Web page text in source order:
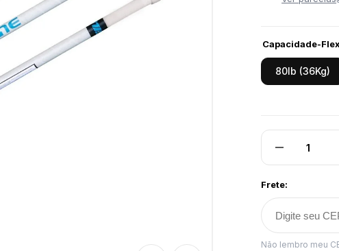
Capacidade-
80lb (36Kg)
Diminuir
a
de
fibra
de
vidro
9&#39;
Frete:
Não lembro meu